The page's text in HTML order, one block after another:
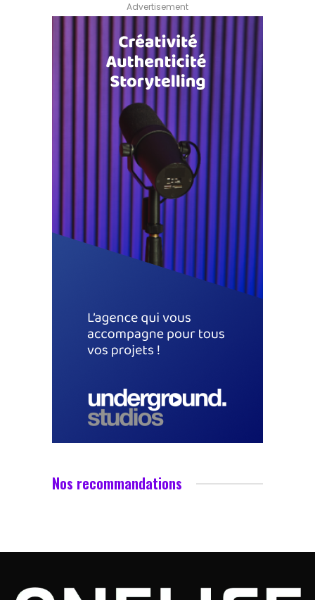
Advertisement
Nos recommandations